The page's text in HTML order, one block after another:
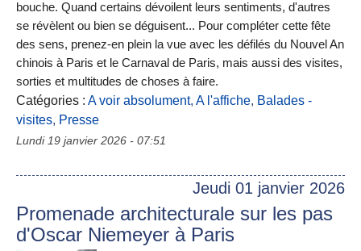
bouche. Quand certains dévoilent leurs sentiments, d'autres
se révèlent ou bien se déguisent... Pour compléter cette fête
des sens, prenez-en plein la vue avec les défilés du Nouvel An
chinois à Paris et le Carnaval de Paris, mais aussi des visites,
sorties et multitudes de choses à faire.
Catégories : A voir absolument, A l'affiche, Balades -
visites, Presse
Lundi 19 janvier 2026 - 07:51
Jeudi 01 janvier 2026
Promenade architecturale sur les pas
d'Oscar Niemeyer à Paris